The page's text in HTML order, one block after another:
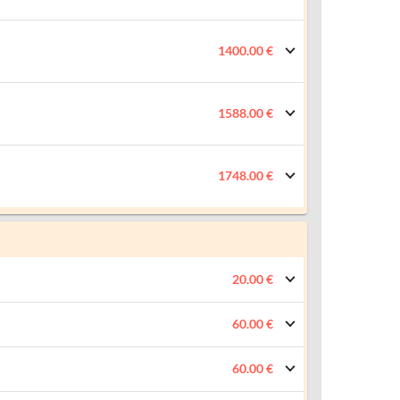
1400.00 €
1588.00 €
1748.00 €
20.00 €
60.00 €
60.00 €